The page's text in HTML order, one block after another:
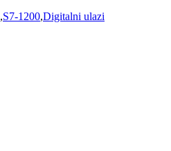
,S7-1200,Digitalni ulazi